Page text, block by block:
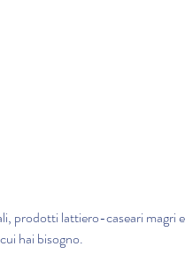
hai bisogno.